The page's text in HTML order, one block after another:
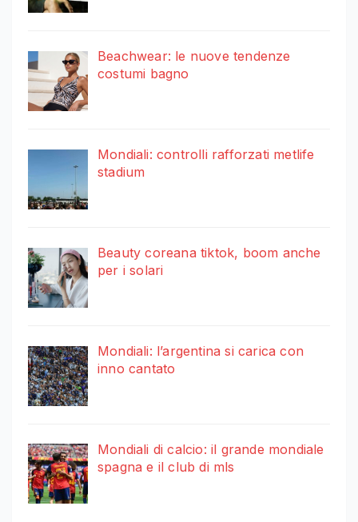
Beachwear: le nuove tendenze
costumi bagno
Mondiali: controlli rafforzati metlife
stadium
Beauty coreana tiktok, boom anche
per i solari
Mondiali: l’argentina si carica con
inno cantato
Mondiali di calcio: il grande mondiale
spagna e il club di mls